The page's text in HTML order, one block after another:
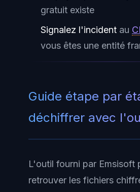
gratuit existe
Signalez l'incident au
vous êtes une entité
Guide étape par
déchiffrer avec
L'outil fourni par Emsisoft
retrouver les fichiers